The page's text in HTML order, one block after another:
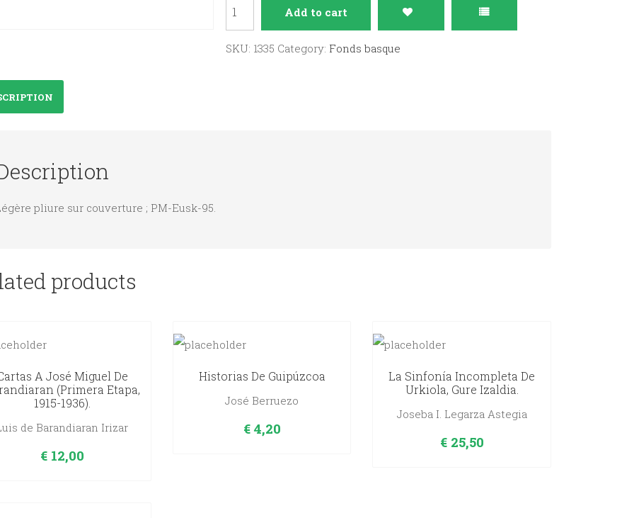
dessus
Add to cart
SKU: 1335 Category: Fonds basque
pliure sur couverture ; PM-Eusk-95.
products
A José Miguel De
(primera Etapa,
1915-1936).
de Barandiaran Irizar
€12,00
Historias De Guipúzcoa
José Berruezo
€4,20
La Sinfonía Incompleta De
Urkiola, Gure Izaldia.
Joseba I. Legarza Astegia
€25,50